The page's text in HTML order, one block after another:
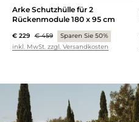
Arke Schutzhülle für 2
Rückenmodule 180 x 95 cm
€ 229 € 459
Sparen Sie 50%
inkl. MwSt. zzgl. Versandkosten